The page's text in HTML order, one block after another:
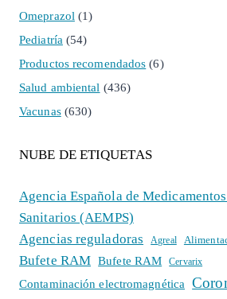
Omeprazol(1)
Pediatría(54)
Productos recomendados (6)
Salud ambiental (436)
Vacunas(630)
NUBE DE ETIQUETAS
Agencia Española de
Sanitarios (AEMPS)
Agencias reguladoras
Agreal
Bufete RAM Bufete RAM Cervarix
Contaminación electromagnética